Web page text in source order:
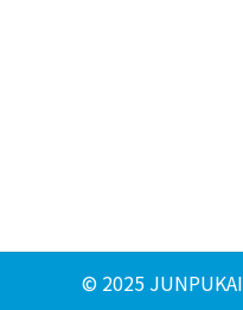
© 2025 JUNPUKAI